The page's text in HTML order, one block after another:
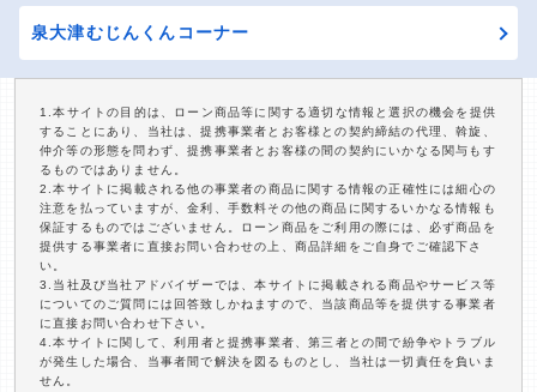
泉大津むじんくんコーナー
1.本サイトの目的は、ローン商品等に関する適切な情報と選択の機会を提供
することにあり、当社は、提携事業者とお客様との契約締結の代理、斡旋、
仲介等の形態を問わず、提携事業者とお客様の間の契約にいかなる関与もす
るものではありません。
2.本サイトに掲載される他の事業者の商品に関する情報の正確性には細心の
注意を払っていますが、金利、手数料その他の商品に関するいかなる情報も
保証するものではございません。ローン商品をご利用の際には、必ず商品を
提供する事業者に直接お問い合わせの上、商品詳細をご自身でご確認下さ
い。
3.当社及び当社アドバイザーでは、本サイトに掲載される商品やサービス等
についてのご質問には回答致しかねますので、当該商品等を提供する事業者
に直接お問い合わせ下さい。
4.本サイトに関して、利用者と提携事業者、第三者との間で紛争やトラブル
が発生した場合、当事者間で解決を図るものとし、当社は一切責任を負いま
せん。